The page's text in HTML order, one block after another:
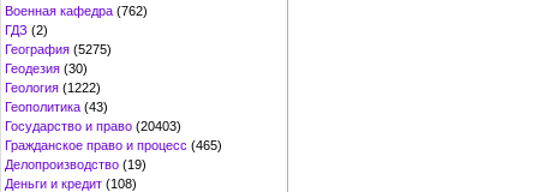
Военная кафедра (762)
ГДЗ (2)
География (5275)
Геодезия (30)
Геология (1222)
Геополитика (43)
Государство и право (20403)
Гражданское право и процесс (465)
Делопроизводство (19)
Деньги и кредит (108)